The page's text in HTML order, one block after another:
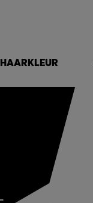
HAARKLEUR